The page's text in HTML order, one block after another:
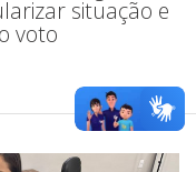
situação e
voto